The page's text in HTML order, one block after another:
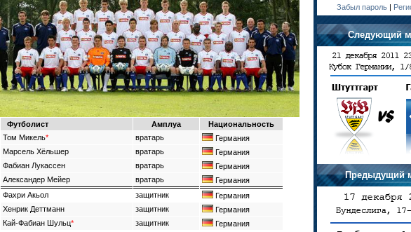
Футболист Амплуа
Национальность
Том Микель* вратарь
Германия
Марсель Хёльшер
вратарь
Германия
Фабиан Лукассен
вратарь
Германия
Александер Мейер
вратарь
Германия
Фахри Акьол
защитник
Германия
Хенрик Деттманн
защитник
Германия
Кай-Фабиан Шульц* защитник
Германия
Забыл пароль|
Следующий
Предыдущий